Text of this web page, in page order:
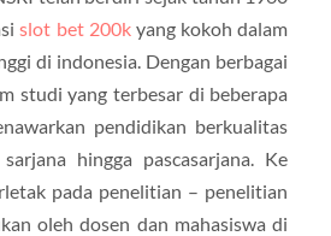
slot bet 200kyang kokoh dalam
di indonesia. Dengan berbagai
studi yang terbesar di beberapa
pendidikan berkualitas
hingga pascasarjana. Ke
pada penelitian – penelitian
oleh dosen dan mahasiswa di